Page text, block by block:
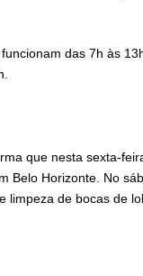
das 7h às
que nesta sexta-
Belo Horizonte​. No
limpeza de bocas de